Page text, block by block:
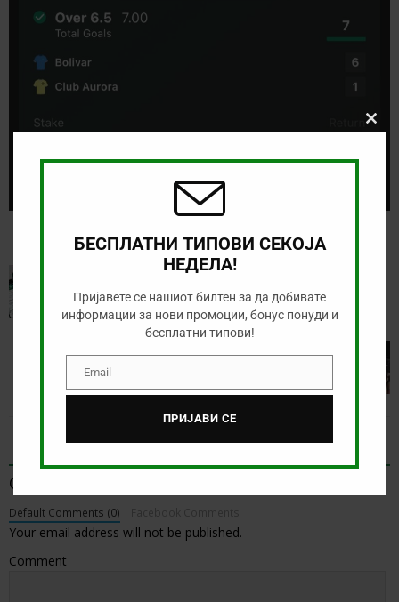
PREVIOUS
Зголемени квоти за натпреварот Депортиво
Риестра – Индепендиенте
Тикет на денот (вторник, 11.11.2025)
BE THE FIRST TO COMMENT
Оставете коментар
Default Comments (0)
Your email address will not be published.
Comment
Close
БЕСПЛАТНИ ТИПОВИ СЕКОЈА
НЕДЕЛА!
Пријавете се нашиот билтен за да добивате
информации за нови промоции, бонус понуди и
бесплатни типови!
EmailEmail
ПРИЈАВИ СЕ